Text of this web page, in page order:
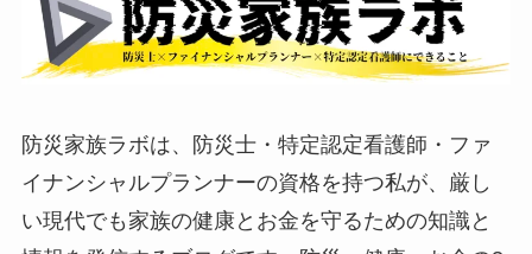
防災家族ラボは、防災士・特定認定看護師・ファ
イナンシャルプランナーの資格を持つ私が、厳し
い現代でも家族の健康とお金を守るための知識と